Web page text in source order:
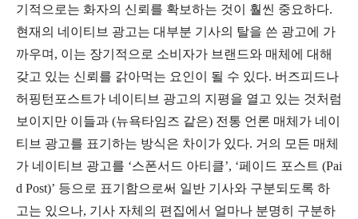
기적으로는 화자의 신뢰를 확보하는 것이 훨씬 중요하다.
현재의 네이티브 광고는 대부분 기사의 탈을 쓴 광고에 가
까우며, 이는 장기적으로 소비자가 브랜드와 매체에 대해
갖고 있는 신뢰를 갉아먹는 요인이 될 수 있다. 버즈피드나
허핑턴포스트가 네이티브 광고의 지평을 열고 있는 것처럼
보이지만 이들과 (뉴욕타임즈 같은) 전통 언론 매체가 네이
티브 광고를 표기하는 방식은 차이가 있다. 거의 모든 매체
가 네이티브 광고를 ‘스폰서드 아티클’, ‘페이드 포스트 (Pai
d Post)’ 등으로 표기함으로써 일반 기사와 구분되도록 하
고는 있으나, 기사 자체의 편집에서 얼마나 분명히 구분하